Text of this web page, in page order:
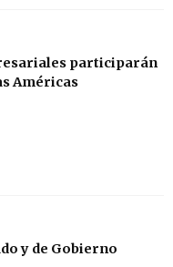
participarán
Américas
y de Gobierno